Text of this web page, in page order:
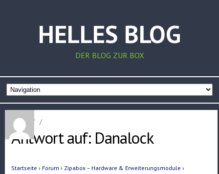
HELLES BLOG
DER BLOG ZUR BOX
Home / /
Antwort auf: Danalock
Startseite › Forum › Zipabox – Hardware & Erweiterungsmodule ›